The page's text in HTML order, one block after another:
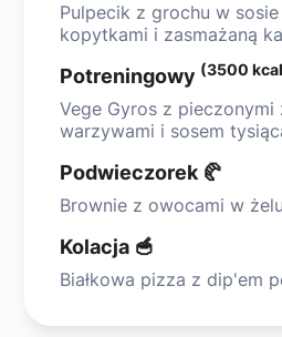
Pulpecik z grochu w
kopytkami i zasmażaną
Potreningowy (3500
Vege Gyros z pieczonymi
warzywami i sosem
Podwieczorek 🥐
Brownie z owocami w żelu
Kolacja 🥣
Białkowa pizza z dip'em